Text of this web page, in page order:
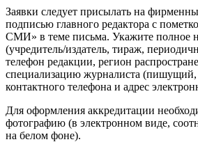
Заявки следует присылать на
подписью главного редактора с
СМИ» в теме письма. Укажите полное
(учредитель/издатель, тираж,
телефон редакции, регион
специализацию журналиста (пишущий,
контактного телефона и адрес
Для оформления аккредитации
фотографию (в электронном виде,
на белом фоне).